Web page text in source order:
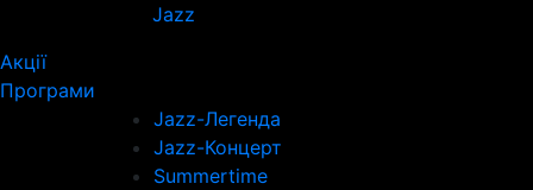
Jazz
Акції
Програми
Jazz-Легенда
Jazz-Концерт
Summertime